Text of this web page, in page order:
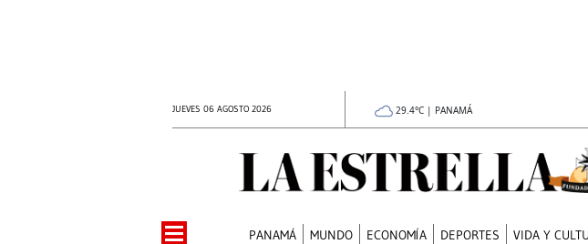
JUEVES 06 AGOSTO 2026 29.4°C | PANAMÁ
PANAMÁ MUNDO ECONOMÍA DEPORTES VIDA Y